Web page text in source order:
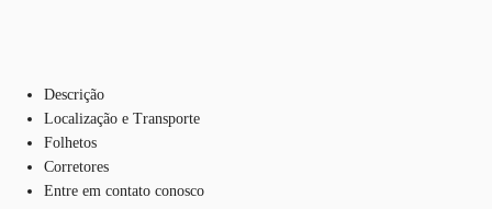
Descrição
Localização e Transporte
Folhetos
Corretores
Entre em contato conosco